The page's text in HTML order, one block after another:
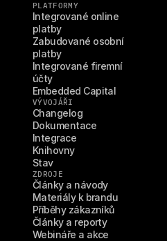
PLATFORMY
Integrované online
platby
Zabudované osobní
platby
Integrované firemní
účty
Embedded Capital
VÝVOJÁŘI
Changelog
Dokumentace
Integrace
Knihovny
Stav
ZDROJE
Články a návody
Materiály k brandu
Příběhy zákazníků
Články a reporty
Webináře a akce